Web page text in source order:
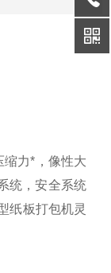
力*，像性大
统，安全系统
纸板打包机灵